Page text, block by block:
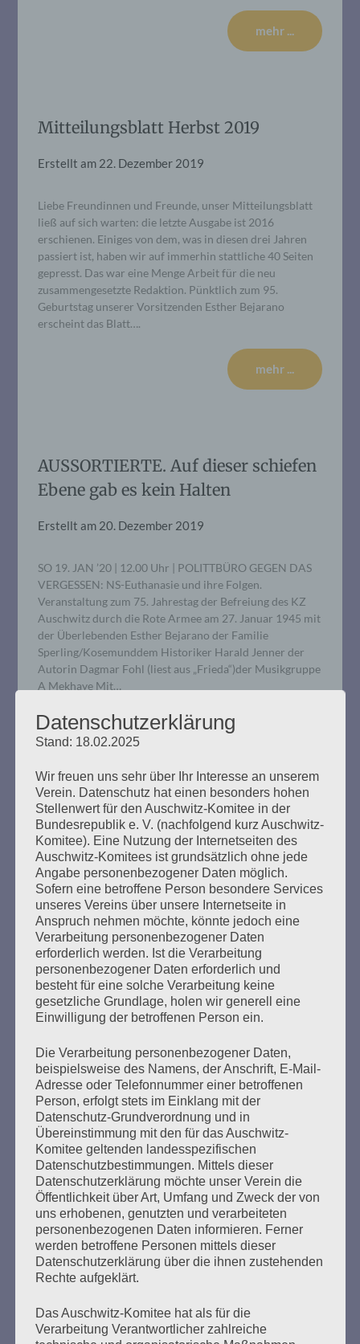
mehr ...
Mitteilungsblatt Herbst 2019
Erstellt am 22. Dezember 2019
Liebe Freundinnen und Freunde, unser Mitteilungsblatt
ließ auf sich warten: die letzte Ausgabe ist 2016
erschienen. Einiges von dem, was in diesen drei Jahren
passiert ist, haben wir auf immerhin stattliche 40 Seiten
gepresst. Das war eine Menge Arbeit für die neu
zusammengesetzte Redaktion. Pünktlich zum 95.
Geburtstag unserer Vorsitzenden Esther Bejarano
erscheint das Blatt….
mehr ...
AUSSORTIERTE. Auf dieser schiefen
Ebene gab es kein Halten
Erstellt am 20. Dezember 2019
SO 19. JAN ’20 | 12.00 Uhr | POLITTBÜRO GEGEN DAS
VERGESSEN: NS-Euthanasie und ihre Folgen.
Veranstaltung zum 75. Jahrestag der Befreiung des KZ
Auschwitz durch die Rote Armee am 27. Januar 1945 mit
der Überlebenden Esther Bejarano der Familie
Sperling/Kosemunddem Historiker Harald Jenner der
Autorin Dagmar Fohl (liest aus „Frieda“)der Musikgruppe
A Mekhaye Mit…
11. Verhandlungstag, Dienstag,
17.12.2019
Erstellt am17. Dezember 2019
Bruno D. wurde zunächst von der Staatsanwaltschaft
vernommen. Zu Beginn machte er einen müden
Eindruck, seine Aussagen wurden aber nach kurzer Zeit
klar und deutlich. Der Staatsanwalt griff eine frühere
Äußerung von Bruno D. auf, wonach dieser einmal
gesehen habe, wie Menschen aus der Gaskammer in das
sich…
mehr ...
Seitennummerierung
der
Beiträge
Zurück 27 Weiter
Nachdenkens!
Esther Bejarano - 26. Januar 2020
Datenschutzerklärung
Stand: 18.02.2025
Wir freuen uns sehr über Ihr Interesse an unserem
Verein. Datenschutz hat einen besonders hohen
Stellenwert für den Auschwitz-Komitee in der
Bundesrepublik e. V. (nachfolgend kurz Auschwitz-
Komitee). Eine Nutzung der Internetseiten des
Auschwitz-Komitees ist grundsätzlich ohne jede
Angabe personenbezogener Daten möglich.
Sofern eine betroffene Person besondere Services
unseres Vereins über unsere Internetseite in
Anspruch nehmen möchte, könnte jedoch eine
Verarbeitung personenbezogener Daten
erforderlich werden. Ist die Verarbeitung
personenbezogener Daten erforderlich und
besteht für eine solche Verarbeitung keine
gesetzliche Grundlage, holen wir generell eine
Einwilligung der betroffenen Person ein.
Die Verarbeitung personenbezogener Daten,
beispielsweise des Namens, der Anschrift, E-Mail-
Adresse oder Telefonnummer einer betroffenen
Person, erfolgt stets im Einklang mit der
Datenschutz-Grundverordnung und in
Übereinstimmung mit den für das Auschwitz-
Komitee geltenden landesspezifischen
Datenschutzbestimmungen. Mittels dieser
Datenschutzerklärung möchte unser Verein die
Öffentlichkeit über Art, Umfang und Zweck der von
uns erhobenen, genutzten und verarbeiteten
personenbezogenen Daten informieren. Ferner
werden betroffene Personen mittels dieser
Datenschutzerklärung über die ihnen zustehenden
Rechte aufgeklärt.
Das Auschwitz-Komitee hat als für die
Verarbeitung Verantwortlicher zahlreiche